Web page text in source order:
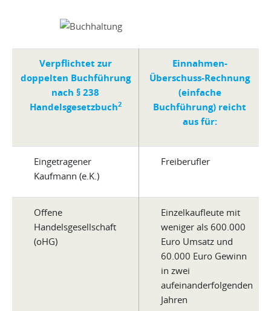
Verpflichtet zur
doppelten Buchführung
nach § 238
Handelsgesetzbuch2
Einnahmen-
Überschuss-Rechnung
(einfache
Buchführung) reicht
aus für:
Eingetragener
Kaufmann (e.K.)
Freiberufler
Offene
Handelsgesellschaft
(oHG)
Einzelkaufleute mit
weniger als 600.000
Euro Umsatz und
60.000 Euro Gewinn
in zwei
aufeinanderfolgenden
Jahren